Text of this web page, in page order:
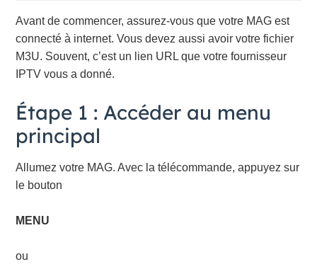
Avant de commencer, assurez-vous que votre MAG est
connecté à internet. Vous devez aussi avoir votre fichier
M3U. Souvent, c’est un lien URL que votre fournisseur
IPTV vous a donné.
Étape 1 : Accéder au menu
principal
Allumez votre MAG. Avec la télécommande, appuyez sur
le bouton
MENU
ou